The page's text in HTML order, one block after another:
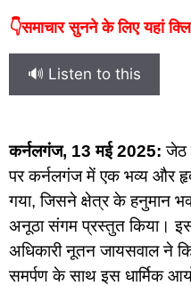
👇समाचार सुनने के लिए यहां
🔊 Listen to this
कर्नलगंज, 13 मई 2025: जेठ
पर कर्नलगंज में एक भव्य और
गया, जिसने क्षेत्र के हनुमान
अनूठा संगम प्रस्तुत किया।
अधिकारी नूतन जायसवाल ने
समर्पण के साथ इस धार्मिक